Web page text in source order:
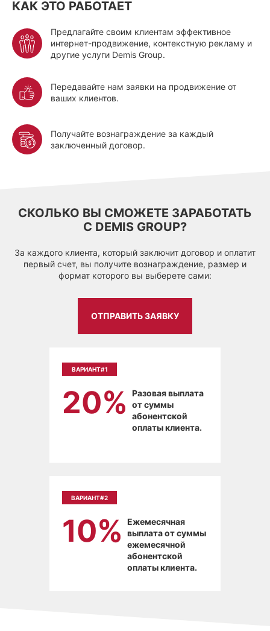
КАК ЭТО РАБОТАЕТ
Предлагайте своим клиентам эффективное
интернет-продвижение, контекстную рекламу и
другие услуги Demis Group.
Передавайте нам заявки на продвижение от
ваших клиентов.
Получайте вознаграждение за каждый
заключенный договор.
СКОЛЬКО ВЫ СМОЖЕТЕ ЗАРАБОТАТЬ
С DEMIS GROUP?
За каждого клиента, который заключит договор и оплатит
первый счет, вы получите вознаграждение, размер и
формат которого вы выберете сами:
ОТПРАВИТЬ ЗАЯВКУ
ВАРИАНТ#1
20%
Разовая выплата
от суммы
абонентской
оплаты клиента.
ВАРИАНТ#2
10%
Ежемесячная
выплата от суммы
ежемесячной
абонентской
оплаты клиента.